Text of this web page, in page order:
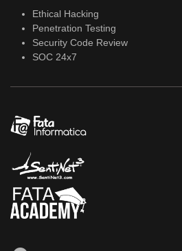
Ethical Hacking
Penetration Testing
Security Code Review
SOC 24x7